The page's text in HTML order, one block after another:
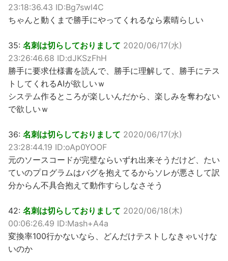
23:18:36.43 ID:Bg7swl4C
ちゃんと動くまで勝手にやってくれるなら素晴らしい
35: 名刺は切らしておりまして 2020/06/17(水)
23:26:46.68 ID:dJKSzFhH
勝手に要求仕様書を読んで、勝手に理解して、勝手にテス
トしてくれるAIが欲しいｗ
システム作るところが楽しいんだから、楽しみを奪わない
で欲しいｗ
36: 名刺は切らしておりまして 2020/06/17(水)
23:28:44.19 ID:oAp0YOOF
元のソースコードが完璧ならいずれ出来そうだけど、たい
ていのプログラムはバグを抱えてるからソレが悪さして訳
分からん不具合抱えて動作すらしなさそう
42: 名刺は切らしておりまして 2020/06/18(木)
00:06:26.49 ID:Mash+A4a
変換率100行かないなら、どんだけテストしなきゃいけな
いのか